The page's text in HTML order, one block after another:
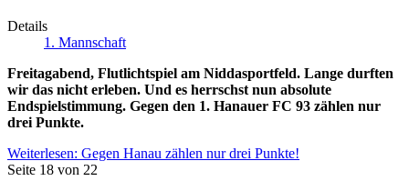
Details
1. Mannschaft
Freitagabend, Flutlichtspiel am Niddasportfeld. Lange durften
wir das nicht erleben. Und es herrschst nun absolute
Endspielstimmung. Gegen den 1. Hanauer FC 93 zählen nur
drei Punkte.
Weiterlesen: Gegen Hanau zählen nur drei Punkte!
Seite 18 von 22